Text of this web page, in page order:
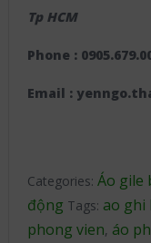
Tp HCM
Phone :
Email :
Categories: Áo gile
động Tags: ao ghi
phong vien, áo